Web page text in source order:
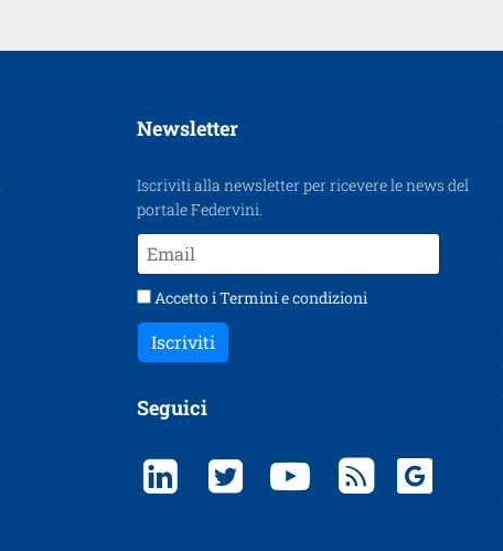
Newsletter
Iscriviti alla newsletter per ricevere le news del
portale Federvini.
Accetto iTermini e condizioni
Iscriviti
Seguici